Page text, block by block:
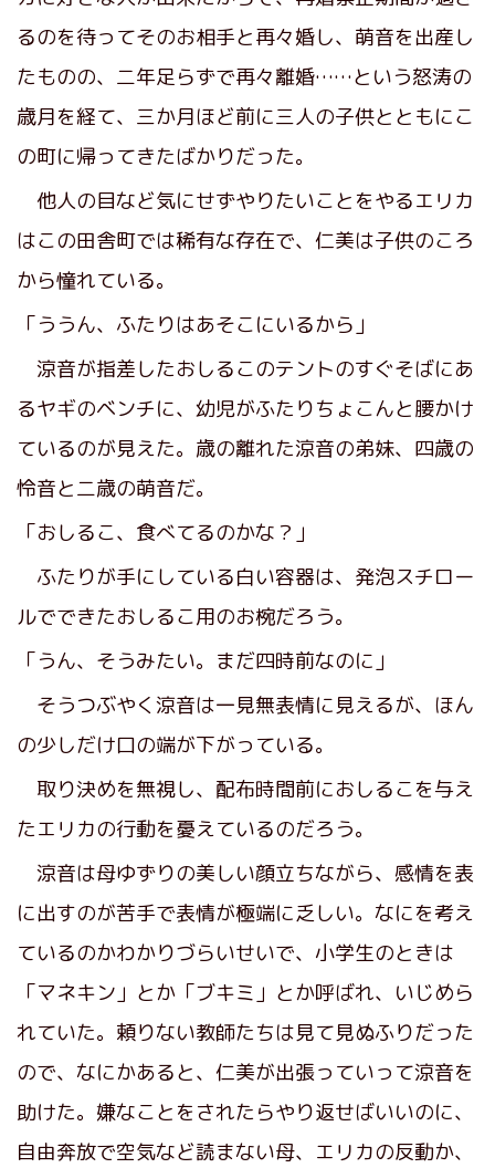
るのを待ってそのお相手と再々婚し、萌音を出産し
たものの、二年足らずで再々離婚……という怒涛の
歳月を経て、三か月ほど前に三人の子供とともにこ
の町に帰ってきたばかりだった。
他人の目など気にせずやりたいことをやるエリカ
はこの田舎町では稀有な存在で、仁美は子供のころ
から憧れている。
「ううん、ふたりはあそこにいるから」
涼音が指差したおしるこのテントのすぐそばにあ
るヤギのベンチに、幼児がふたりちょこんと腰かけ
ているのが見えた。歳の離れた涼音の弟妹、四歳の
怜音と二歳の萌音だ。
「おしるこ、食べてるのかな？」
ふたりが手にしている白い容器は、発泡スチロー
ルでできたおしるこ用のお椀だろう。
「うん、そうみたい。まだ四時前なのに」
そうつぶやく涼音は一見無表情に見えるが、ほん
の少しだけ口の端が下がっている。
取り決めを無視し、配布時間前におしるこを与え
たエリカの行動を憂えているのだろう。
涼音は母ゆずりの美しい顔立ちながら、感情を表
に出すのが苦手で表情が極端に乏しい。なにを考え
ているのかわかりづらいせいで、小学生のときは
「マネキン」とか「ブキミ」とか呼ばれ、いじめら
れていた。頼りない教師たちは見て見ぬふりだった
ので、なにかあると、仁美が出張っていって涼音を
助けた。嫌なことをされたらやり返せばいいのに、
自由奔放で空気など読まない母、エリカの反動か、